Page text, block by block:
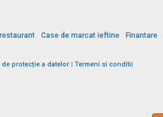
Case de marcat ieftine Finantare
de protecție a datelor Termeni si conditii